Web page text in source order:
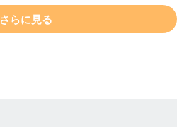
さらに見る